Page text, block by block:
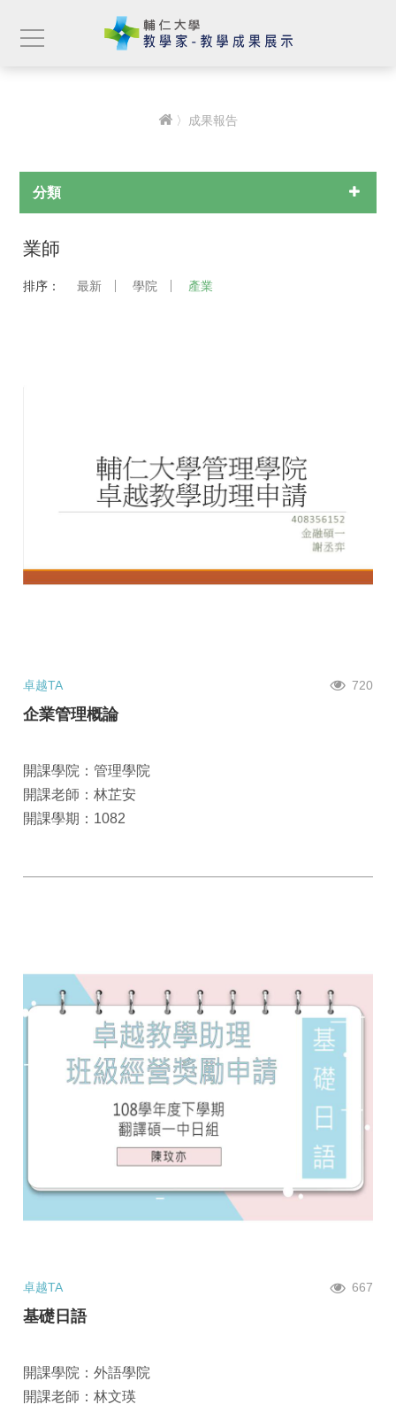
〉成果報告
分類
業師
排序： 最新 學院 產業
卓越TA 720
企業管理概論
開課學院：管理學院
開課老師：林芷安
開課學期：1082
卓越TA 667
基礎日語
開課學院：外語學院
開課老師：林文瑛